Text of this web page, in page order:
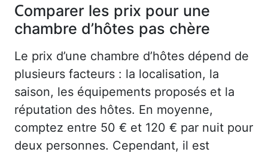
Comparer les prix pour une
chambre d’hôtes pas chère
Le prix d’une chambre d’hôtes dépend de
plusieurs facteurs : la localisation, la
saison, les équipements proposés et la
réputation des hôtes. En moyenne,
comptez entre 50 € et 120 € par nuit pour
deux personnes. Cependant, il est